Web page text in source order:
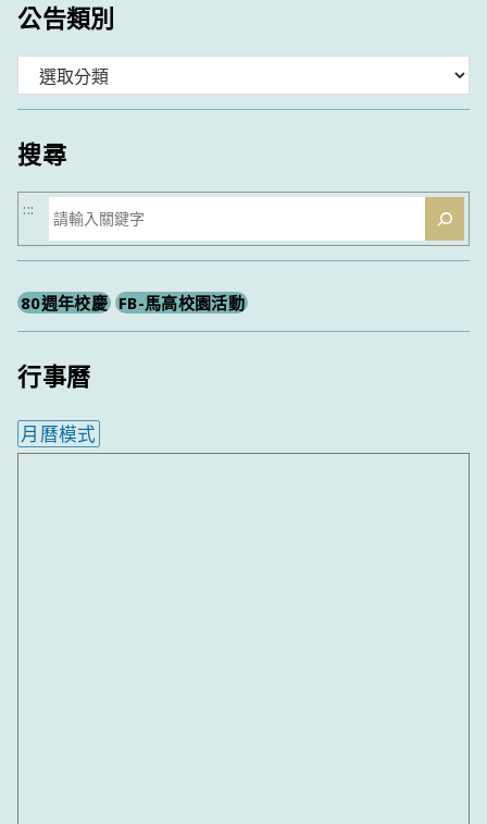
公告類別
類
搜尋
搜
尋
:::
80週年校慶 FB-馬高校園活動
行事曆
月曆模式